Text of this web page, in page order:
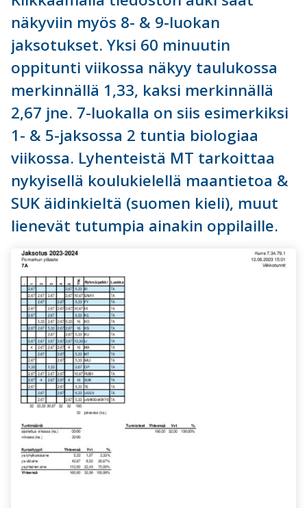
näkyviin myös 8- & 9-luokan
jaksotukset. Yksi 60 minuutin
oppitunti viikossa näkyy taulukossa
merkinnällä 1,33, kaksi merkinnällä
2,67 jne. 7-luokalla on siis esimerkiksi
1- & 5-jaksossa 2 tuntia biologiaa
viikossa. Lyhenteistä MT tarkoittaa
nykyisellä koulukielellä maantietoa &
SUK äidinkieltä (suomen kieli), muut
lienevät tutumpia ainakin oppilaille.